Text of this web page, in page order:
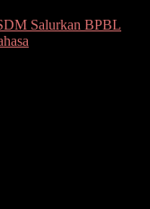
Salurkan BPBL